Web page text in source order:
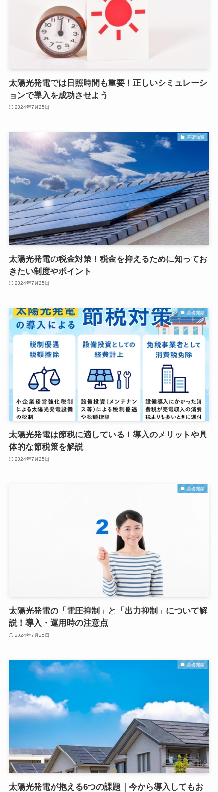
太陽光発電では日照時間も重要！正しいシミュレーシ
ョンで導入を成功させよう
2024年7月25日
基礎知識
太陽光発電の税金対策！税金を抑えるために知ってお
きたい制度やポイント
2024年7月25日
基礎知識
太陽光発電は節税に適している！導入のメリットや具
体的な節税策を解説
2024年7月25日
基礎知識
太陽光発電の「電圧抑制」と「出力抑制」について解
説！導入・運用時の注意点
2024年7月25日
基礎知識
太陽光発電が抱える6つの課題｜今から導入してもお